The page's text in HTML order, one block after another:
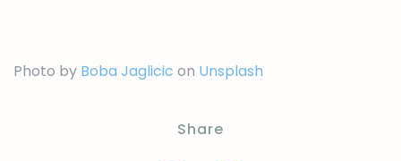
Photo by Boba Jaglicic on Unsplash
Share